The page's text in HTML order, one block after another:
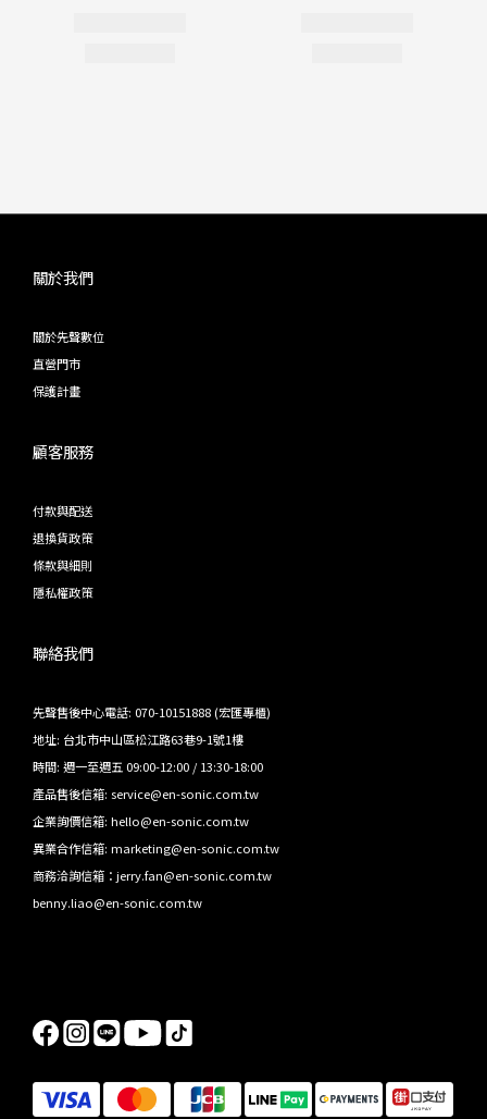
關於我們
關於先聲數位
直營門市
保護計畫
顧客服務
付款與配送
退換貨政策
條款與細則
隱私權政策
聯絡我們
先聲售後中心電話: 070-10151888 (宏匯專櫃)
地址: 台北市中山區松江路63巷9-1號1樓
時間: 週一至週五 09:00-12:00 / 13:30-18:00
產品售後信箱: service@en-sonic.com.tw
企業詢價信箱: hello@en-sonic.com.tw
異業合作信箱: marketing@en-sonic.com.tw
商務洽詢信箱：jerry.fan@en-sonic.com.tw
benny.liao@en-sonic.com.tw